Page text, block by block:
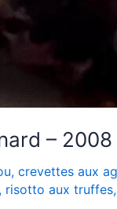
– 2008
, crevettes aux
, risotto aux truffes,